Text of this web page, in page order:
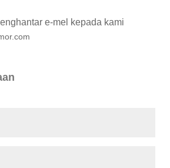
e-mel kepada kami